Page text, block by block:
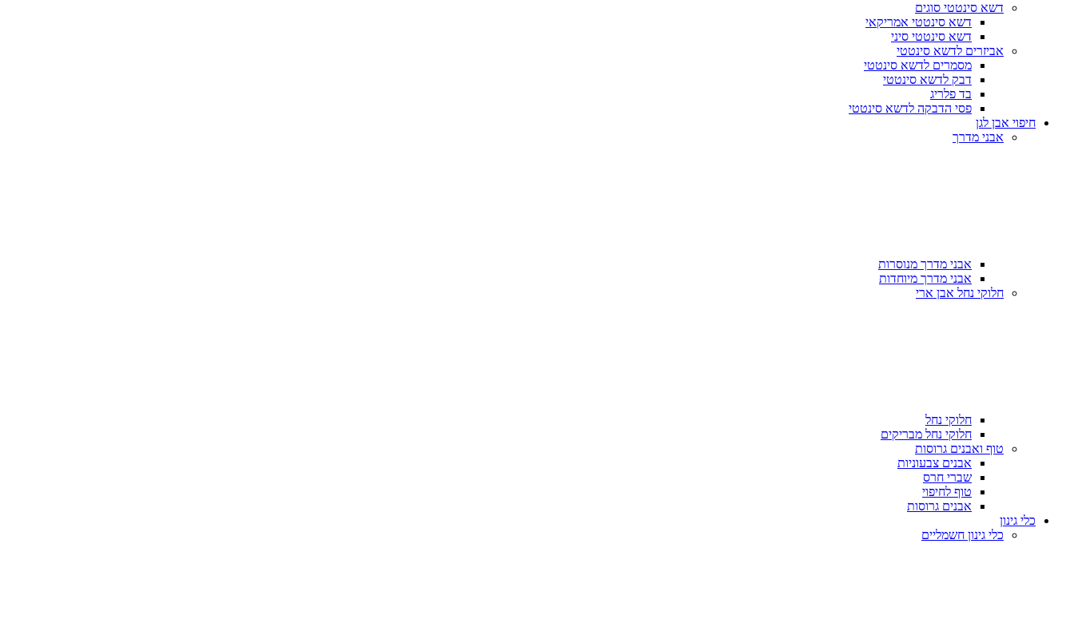
דשא סינטטי סוגים
דשא סינטטי אמריקאי
דשא סינטטי סיני
אביזרים לדשא סינטטי
מסמרים לדשא סינטטי
דבק לדשא סינטטי
בד פלריג
פסי הדבקה לדשא סינטטי
חיפוי אבן לגן
אבני מדרך
אבני מדרך מנוסרות
אבני מדרך מיוחדות
חלוקי נחל אבן ארי
חלוקי נחל
חלוקי נחל מבריקים
טוף ואבנים גרוסות
אבנים צבעוניות
שברי חרס
טוף לחיפוי
אבנים גרוסות
כלי גינון
כלי גינון חשמליים